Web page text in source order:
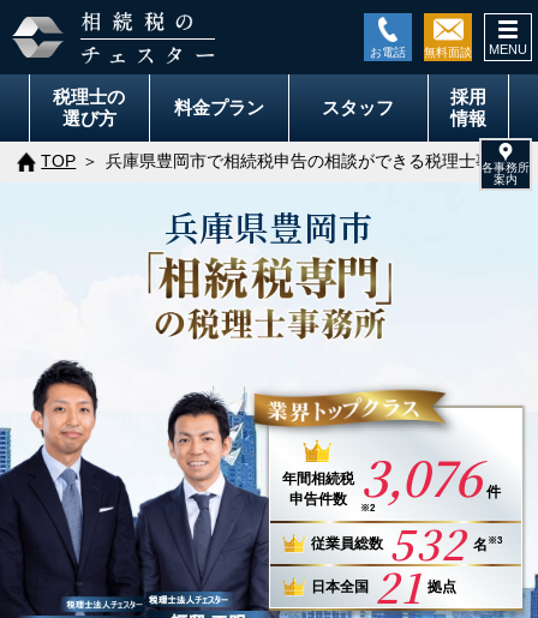
税理士の
選び方
料金プラン スタッフ
採用
情報
TOP 兵庫県豊岡市で相続税申告の相談ができる税理士事務所
兵庫県豊岡市
年間相続税
申告件数
3,076 件
※2
従業員総数 532 名 ※3
日本全国 21 拠点